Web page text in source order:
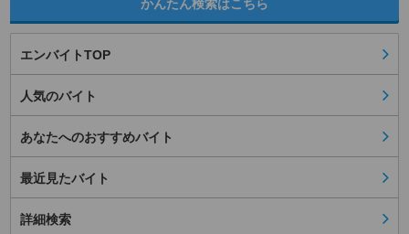
かんたん検索はこちら
エンバイトTOP
人気のバイト
あなたへのおすすめバイト
最近見たバイト
詳細検索